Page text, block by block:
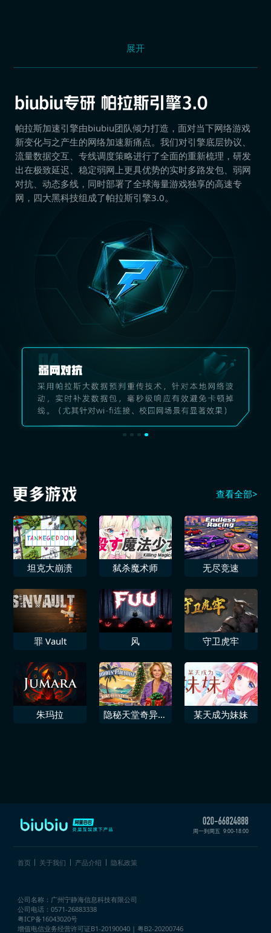
展开
帕拉斯加速引擎由biubiu团队倾力打造，面对当下网络游戏
新变化与之产生的网络加速新痛点。我们对引擎底层协议、
流量数据交互、专线调度策略进行了全面的重新梳理，研发
出在极致延迟、稳定弱网上更具优势的实时多路发包、弱网
对抗、动态多线，同时部署了全球海量游戏独享的高速专
网，四大黑科技组成了帕拉斯引擎3.0。
查看全部>
坦克大崩溃 弑杀魔术师 无尽竞速
罪 Vault 风 守卫虎牢
朱玛拉
隐秘天堂奇异果
某天成为妹妹
周一到周五 9:00-18:00
首页 关于我们 产品介绍 隐私政策
公司名称：广州宁静海信息科技有限公司
公司电话：0571-26883338
粤ICP备16043020号
增值电信业务经营许可证B1-20190040 | 粤B2-20200746